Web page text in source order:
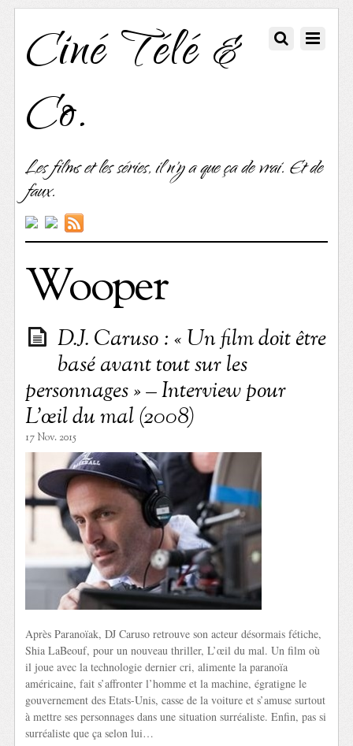
Ciné Télé &
Co.
Les films et les séries, il n'y a que ça de vrai. Et de
faux.
Wooper
D.J. Caruso : « Un film doit être
basé avant tout sur les
personnages » – Interview pour
L’œil du mal (2008)
17 Nov. 2015
Après Paranoïak, DJ Caruso retrouve son acteur désormais fétiche,
Shia LaBeouf, pour un nouveau thriller, L’œil du mal. Un film où
il joue avec la technologie dernier cri, alimente la paranoïa
américaine, fait s’affronter l’homme et la machine, égratigne le
gouvernement des Etats-Unis, casse de la voiture et s’amuse surtout
à mettre ses personnages dans une situation surréaliste. Enfin, pas si
surréaliste que ça selon lui…